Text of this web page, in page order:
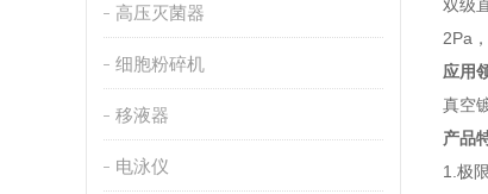
高压灭菌器
细胞粉碎机
移液器
电泳仪
双级
2Pa
应用
真空
产品
1.极